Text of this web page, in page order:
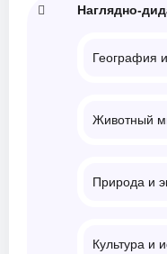
Наглядно-
География
Животный
Природа и
Культура и